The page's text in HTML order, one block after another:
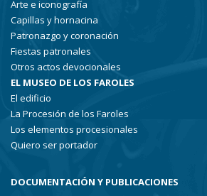
Arte e iconografía
Capillas y hornacina
Patronazgo y coronación
Fiestas patronales
Otros actos devocionales
EL MUSEO DE LOS FAROLES
El edificio
La Procesión de los Faroles
Los elementos procesionales
Quiero ser portador
DOCUMENTACIÓN Y PUBLICACIONES